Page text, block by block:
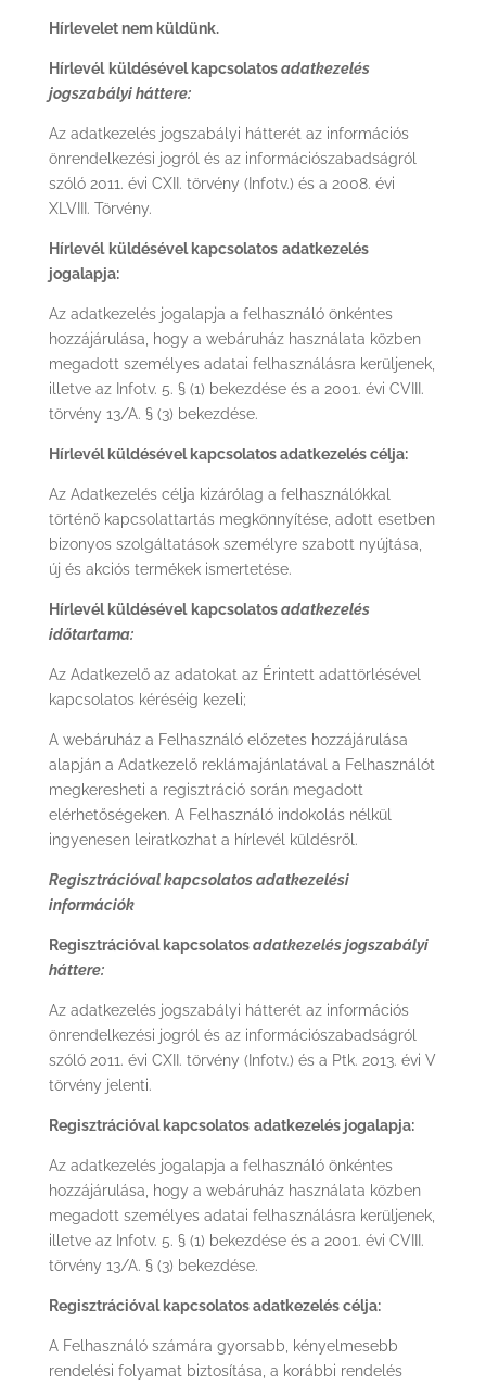
Hírlevelet nem küldünk.
Hírlevél küldésével kapcsolatosadatkezelés
jogszabályi háttere:
Az adatkezelés jogszabályi hátterét az információs
önrendelkezési jogról és az információszabadságról
szóló 2011. évi CXII. törvény (Infotv.) és a 2008. évi
XLVIII. Törvény.
Hírlevél küldésével kapcsolatos adatkezelés
jogalapja:
Az adatkezelés jogalapja a felhasználó önkéntes
hozzájárulása, hogy a webáruház használata közben
megadott személyes adatai felhasználásra kerüljenek,
illetve az Infotv. 5. § (1) bekezdése és a 2001. évi CVIII.
törvény 13/A. § (3) bekezdése.
Hírlevél küldésével kapcsolatos adatkezelés célja:
Az Adatkezelés célja kizárólag a felhasználókkal
történő kapcsolattartás megkönnyítése, adott esetben
bizonyos szolgáltatások személyre szabott nyújtása,
új és akciós termékek ismertetése.
Hírlevél küldésével kapcsolatosadatkezelés
időtartama:
Az Adatkezelő az adatokat az Érintett adattörlésével
kapcsolatos kéréséig kezeli;
A webáruház a Felhasználó előzetes hozzájárulása
alapján a Adatkezelő reklámajánlatával a Felhasználót
megkeresheti a regisztráció során megadott
elérhetőségeken. A Felhasználó indokolás nélkül
ingyenesen leiratkozhat a hírlevél küldésről.
Regisztrációval kapcsolatos adatkezelési
információk
Regisztrációval kapcsolatosadatkezelés jogszabályi
háttere:
Az adatkezelés jogszabályi hátterét az információs
önrendelkezési jogról és az információszabadságról
szóló 2011. évi CXII. törvény (Infotv.) és a Ptk. 2013. évi V
törvény jelenti.
Regisztrációval kapcsolatos adatkezelés jogalapja:
Az adatkezelés jogalapja a felhasználó önkéntes
hozzájárulása, hogy a webáruház használata közben
megadott személyes adatai felhasználásra kerüljenek,
illetve az Infotv. 5. § (1) bekezdése és a 2001. évi CVIII.
törvény 13/A. § (3) bekezdése.
Regisztrációval kapcsolatos adatkezelés célja:
A Felhasználó számára gyorsabb, kényelmesebb
rendelési folyamat biztosítása, a korábbi rendelés